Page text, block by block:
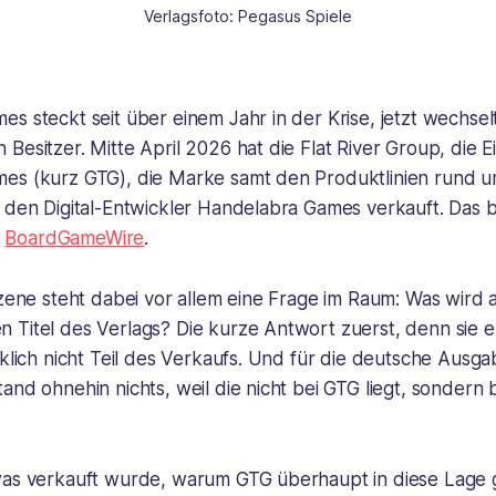
Verlagsfoto: Pegasus Spiele
steckt seit über einem Jahr in der Krise, jetzt
Besitzer. Mitte April 2026 hat die Flat River Group, die
(kurz GTG), die Marke samt den Produktlinien rund
Digital-Entwickler Handelabra Games verkauft. Das
BoardGameWire.
steht dabei vor allem eine Frage im Raum: Was wird
Titel des Verlags? Die kurze Antwort zuerst, denn sie
nicht Teil des Verkaufs. Und für die deutsche
ohnehin nichts, weil die nicht bei GTG liegt, sondern
verkauft wurde, warum GTG überhaupt in diese Lage